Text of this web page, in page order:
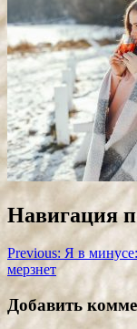
Навигация
Previous: Я в
мерзнет
Добавить